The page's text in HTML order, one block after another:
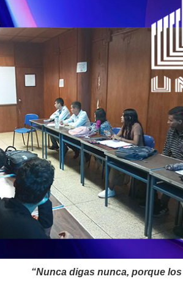
“Nunca digas nunca, porque